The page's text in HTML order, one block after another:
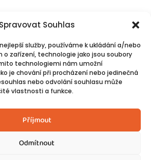
Spravovat Souhlas
služby, používáme k ukládání a/nebo
zařízení, technologie jako jsou soubory
technologiemi nám umožní
je chování při procházení nebo jedinečná
nebo odvolání souhlasu může
vlastnosti a funkce.
Příjmout
Odmítnout
se s námi!